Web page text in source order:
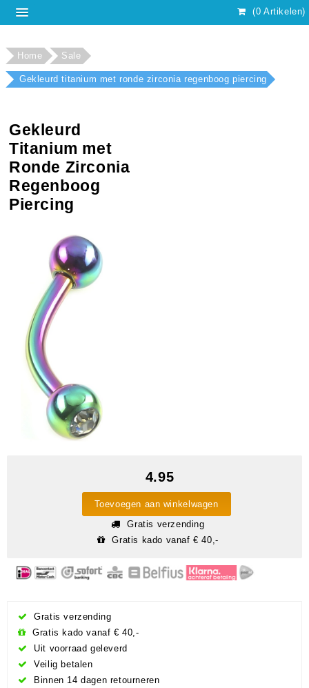
(0 Artikelen)
Home Sale
Gekleurd titanium met ronde zirconia regenboog piercing
Gekleurd
Titanium met
Ronde Zirconia
Regenboog
Piercing
4.95
Toevoegen aan winkelwagen
Gratis verzending
Gratis kado vanaf € 40,-
Gratis verzending
Gratis kado vanaf € 40,-
Uit voorraad geleverd
Veilig betalen
Binnen 14 dagen retourneren